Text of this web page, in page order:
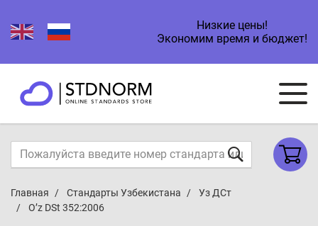
Низкие цены!
Экономим время и бюджет!
Главная Стандарты Узбекистана
Уз ДСт
O’z DSt 352:2006